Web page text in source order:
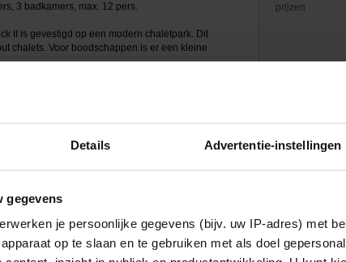
Details Advertentie-instellingen
gegevens
je persoonlijke gegevens (bijv. uw IP-adres) met
op te slaan en te gebruiken met als doel
3 badkamers, max. 12 pers.
II is gevestigd op een modern chaletpark. Dit
chalets. Voor boodschappen is er een kleine
500 meter en de skilift ligt op 100 meter afstand. Voor
Schladming gaan wat op ca. 5 kilometer afstand ligt.
terras en een skiberging met
grote eettafel, open haard, een tv en een
(Cremesso & filter), broodrooster en een
prijzen